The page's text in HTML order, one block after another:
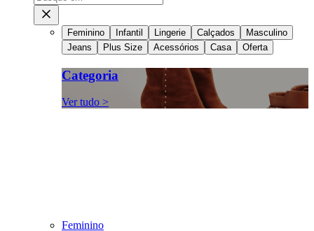
Feminino Infantil Lingerie Calçados
Masculino
Jeans
Plus Size Acessórios Casa Oferta
Categoria
Ver tudo >
Feminino